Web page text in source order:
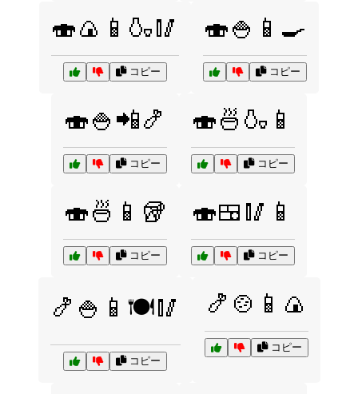
🍣🍙📱🍶🥢
コピー
🍣🍚📱🍳
コピー
🍣🍚📲🍤
コピー
🍣🍜🍶📱
コピー
🍣🍜📱🥡
コピー
🍣🍱🥢📱
コピー
🍤🍚📱🍽️🥢
コピー
🍤🍲📱🍙
コピー